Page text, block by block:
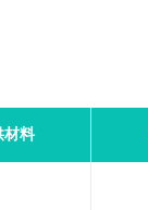
材料